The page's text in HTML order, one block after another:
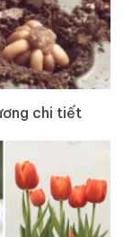
chi tiết